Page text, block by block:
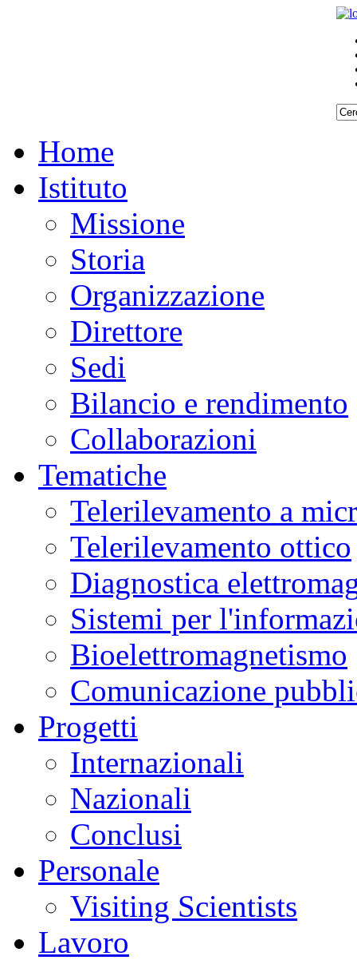
Home
Istituto
Missione
Storia
Organizzazione
Direttore
Sedi
Bilancio e rendimento
Collaborazioni
Tematiche
Telerilevamento a
Telerilevamento ottico
Diagnostica
Sistemi per
Bioelettromagnetismo
Comunicazione
Progetti
Internazionali
Nazionali
Conclusi
Personale
Visiting Scientists
Lavoro